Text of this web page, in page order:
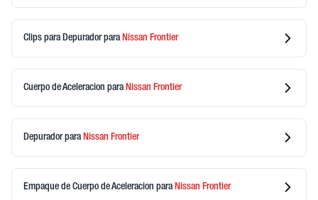
Clips para Depuradorpara Nissan Frontier
Cuerpo de Aceleracion para Nissan Frontier
Depuradorpara Nissan Frontier
Empaque de Cuerpo de Aceleracion para Nissan Frontier